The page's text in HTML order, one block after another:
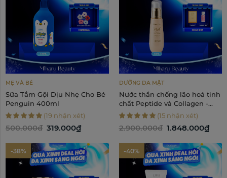
MẸ VÀ BÉ
Sữa Tắm Gội Dịu Nhẹ Cho Bé
Penguin 400ml
(19 nhận xét)
500.000đ 319.000₫
DƯỠNG DA MẶT
Nước thần chống lão hoá tinh
chất Peptide và Collagen -
7GF Moisture Face Essence
(15 nhận xét)
2.900.000đ 1.848.000₫
-38% -40%